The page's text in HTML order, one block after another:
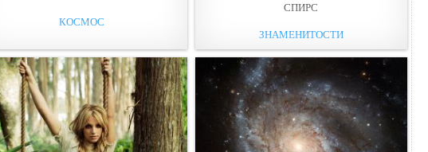
КОСМОС
СПИРС
ЗНАМЕНИТОСТИ